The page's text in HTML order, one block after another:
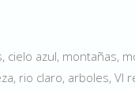
azul, montañas,
rio claro, arboles, VI